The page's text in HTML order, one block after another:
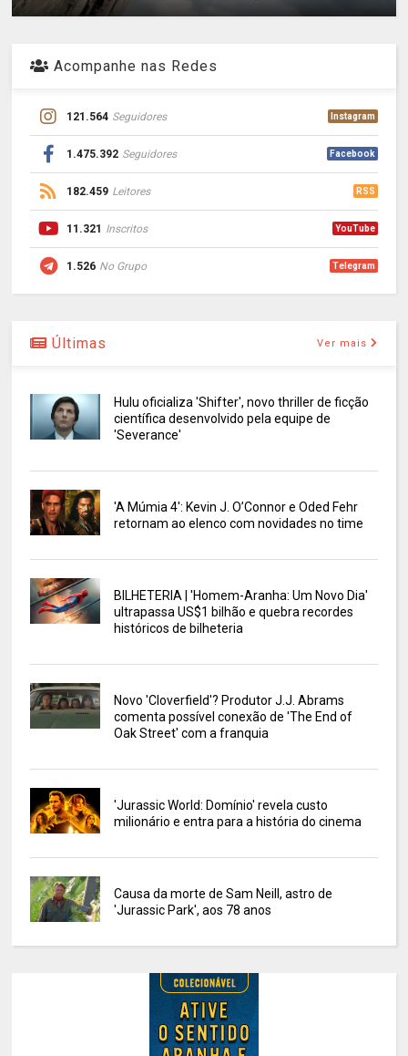
Acompanhe nas Redes
121.564 Seguidores Instagram
1.475.392 Seguidores Facebook
182.459 Leitores RSS
11.321 Inscritos YouTube
1.526 No Grupo Telegram
Últimas Ver mais
Hulu oficializa 'Shifter', novo thriller de ficção
científica desenvolvido pela equipe de
'Severance'
'A Múmia 4': Kevin J. O’Connor e Oded Fehr
retornam ao elenco com novidades no time
BILHETERIA | 'Homem-Aranha: Um Novo Dia'
ultrapassa US$1 bilhão e quebra recordes
históricos de bilheteria
Novo 'Cloverfield'? Produtor J.J. Abrams
comenta possível conexão de 'The End of
Oak Street' com a franquia
'Jurassic World: Domínio' revela custo
milionário e entra para a história do cinema
Causa da morte de Sam Neill, astro de
'Jurassic Park', aos 78 anos